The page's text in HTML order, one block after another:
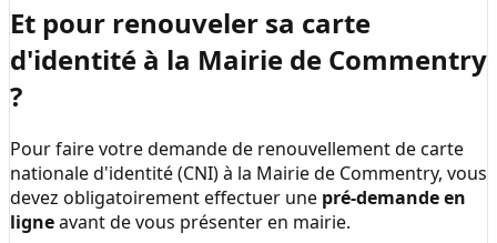
Et pour renouveler sa carte
d'identité à la Mairie de Commentry
?
Pour faire votre demande de renouvellement de carte
nationale d'identité (CNI) à la Mairie de Commentry, vous
devez obligatoirement effectuer une pré-demande en
ligneavant de vous présenter en mairie.